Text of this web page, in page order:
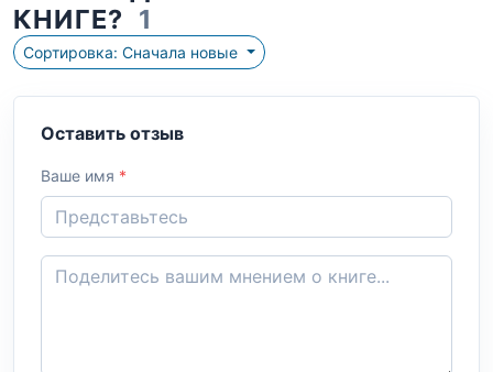
КНИГЕ? 1
Сортировка: Сначала новые
Оставить отзыв
Ваше имя *